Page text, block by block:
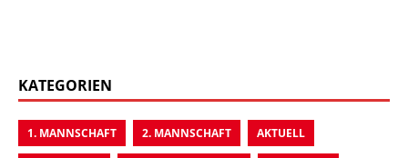
KATEGORIEN
1. MANNSCHAFT 2. MANNSCHAFT AKTUELL